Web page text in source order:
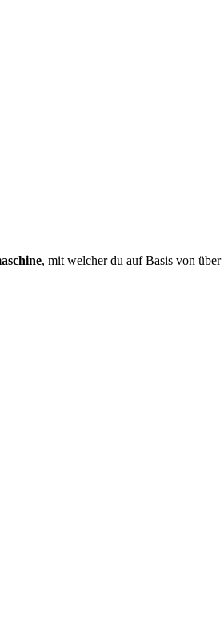
, mit welcher du auf Basis von über